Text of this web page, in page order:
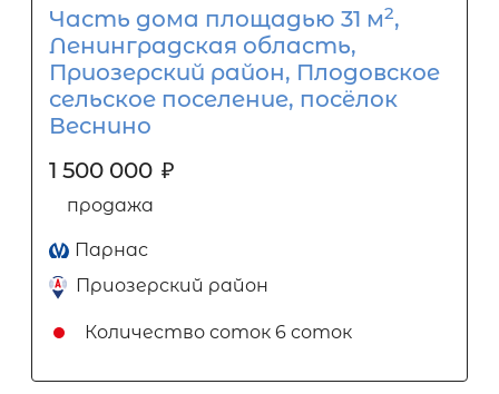
Часть дома площадью 31 м2,
Ленинградская область,
Приозерский район, Плодовское
сельское поселение, посёлок
Веснино
1 500 000 ₽
продажа
Парнас
Приозерский район
Количество соток 6 соток